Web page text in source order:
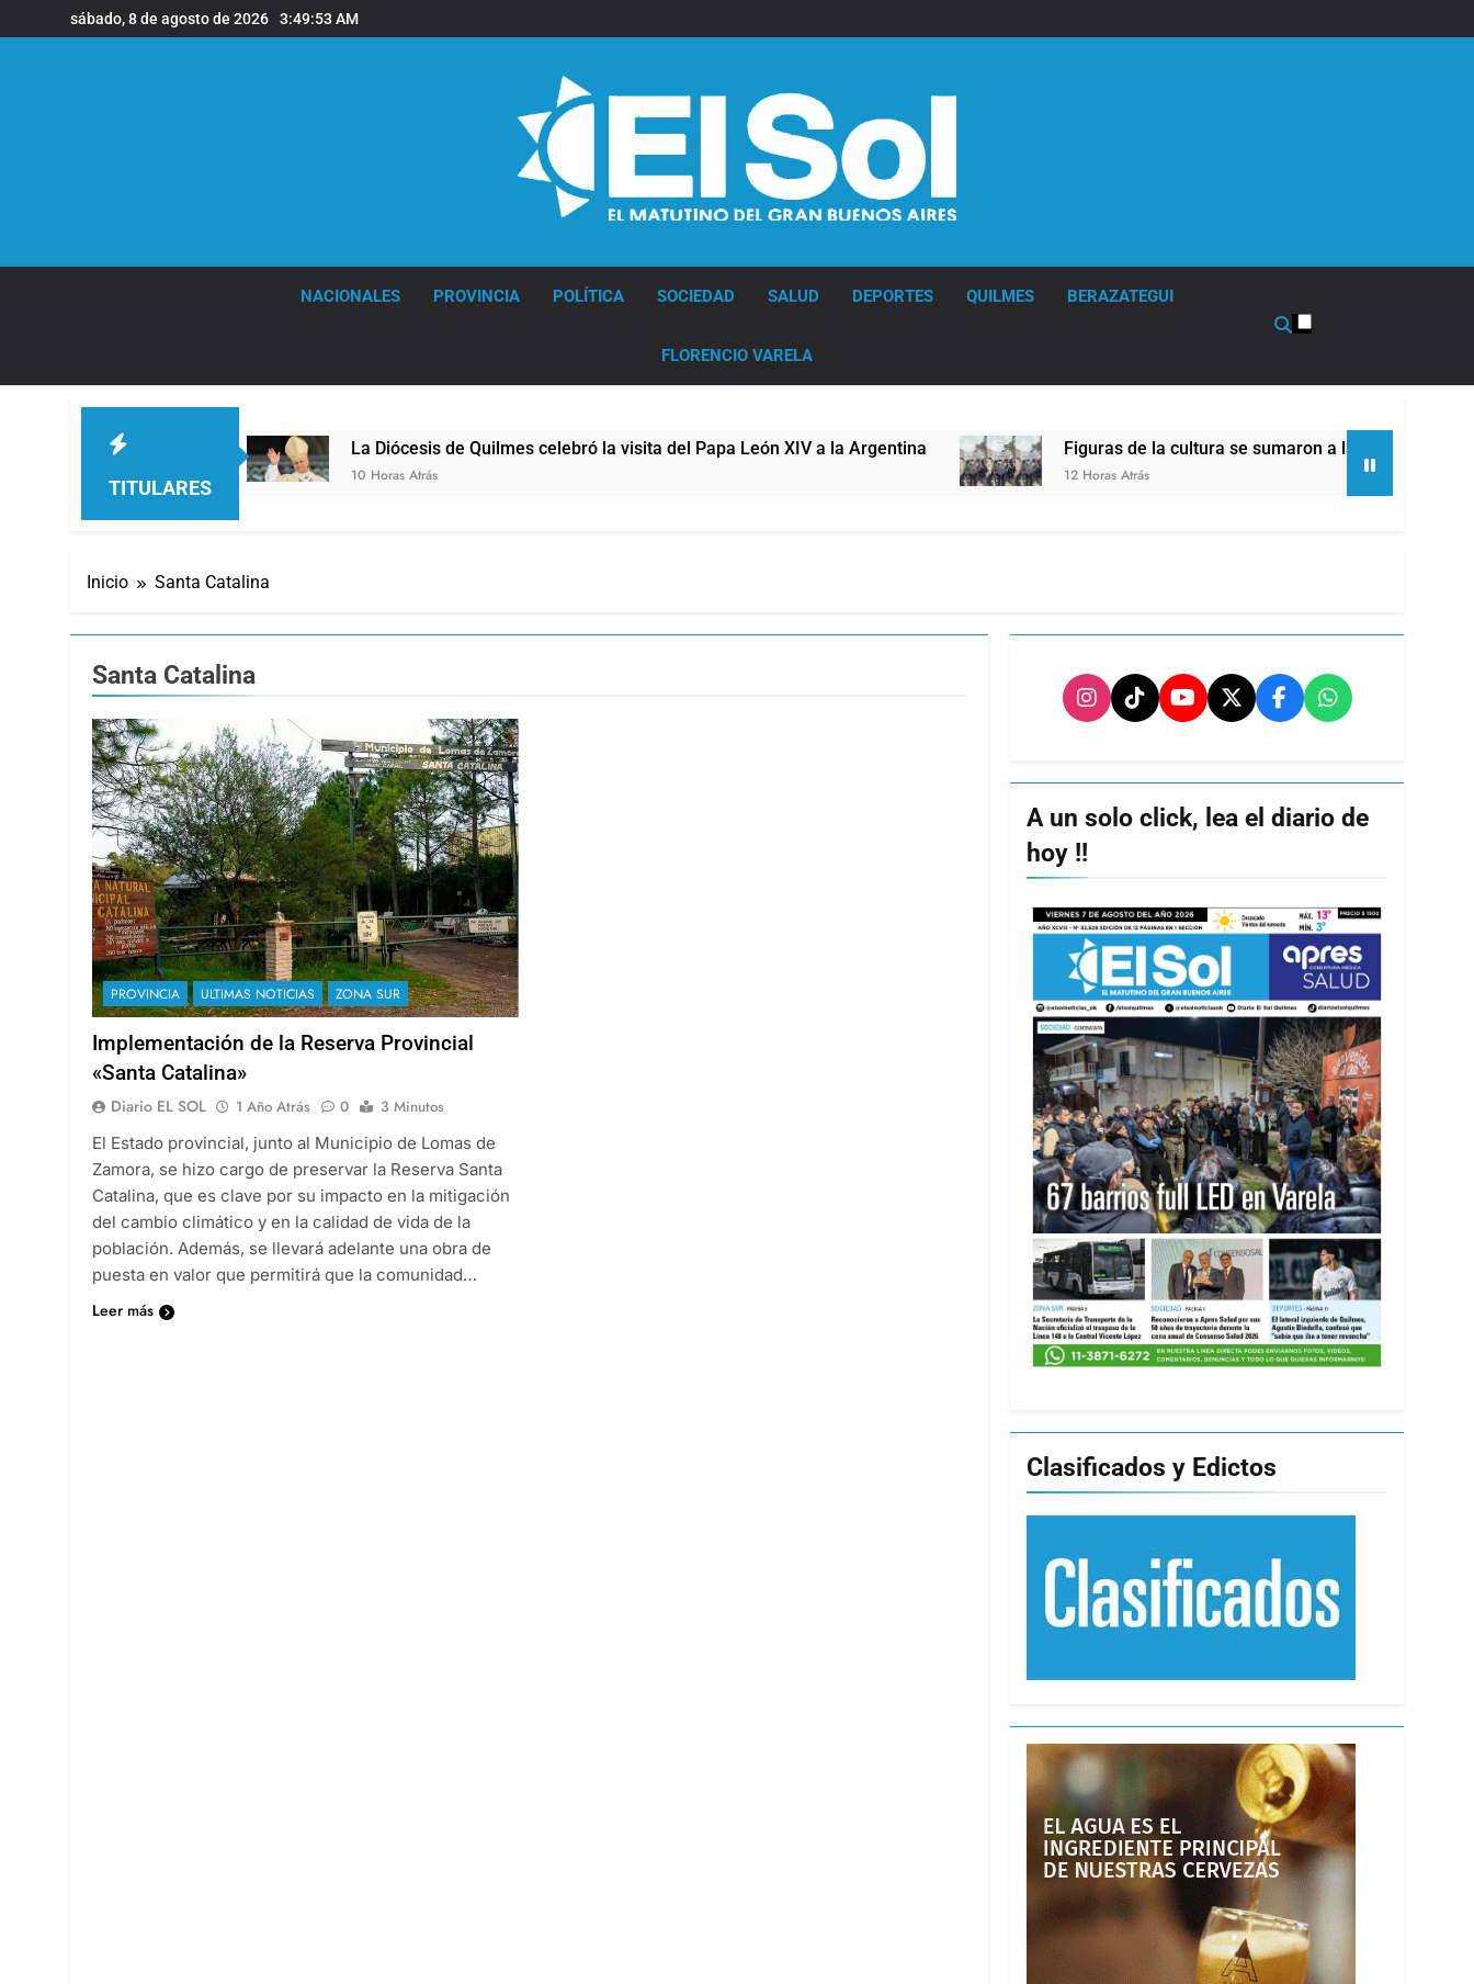
al
sábado, 8 de agosto de 2026 3:49:54 AM
NACIONALES PROVINCIA POLÍTICA SOCIEDAD SALUD DEPORTES QUILMES BERAZATEGUI
FLORENCIO VARELA
TITULARES
La Diócesis de Quilmes celebró la visita del Papa León XIV a la Argentina
10 Horas Atrás
Figuras de la cultura se sumaron a la marcha frente al Congreso
12 Horas Atrás
Inicio Santa Catalina
Santa Catalina
PROVINCIA ULTIMAS NOTICIAS ZONA SUR
Implementación de la Reserva Provincial
«Santa Catalina»
Diario EL SOL 1 Año Atrás 0
3 Minutos
El Estado provincial, junto al Municipio de Lomas de
Zamora, se hizo cargo de preservar la Reserva Santa
Catalina, que es clave por su impacto en la mitigación
del cambio climático y en la calidad de vida de la
población. Además, se llevará adelante una obra de
puesta en valor que permitirá que la comunidad…
Leer más
A un solo click, lea el diario de
hoy !!
Clasificados y Edictos